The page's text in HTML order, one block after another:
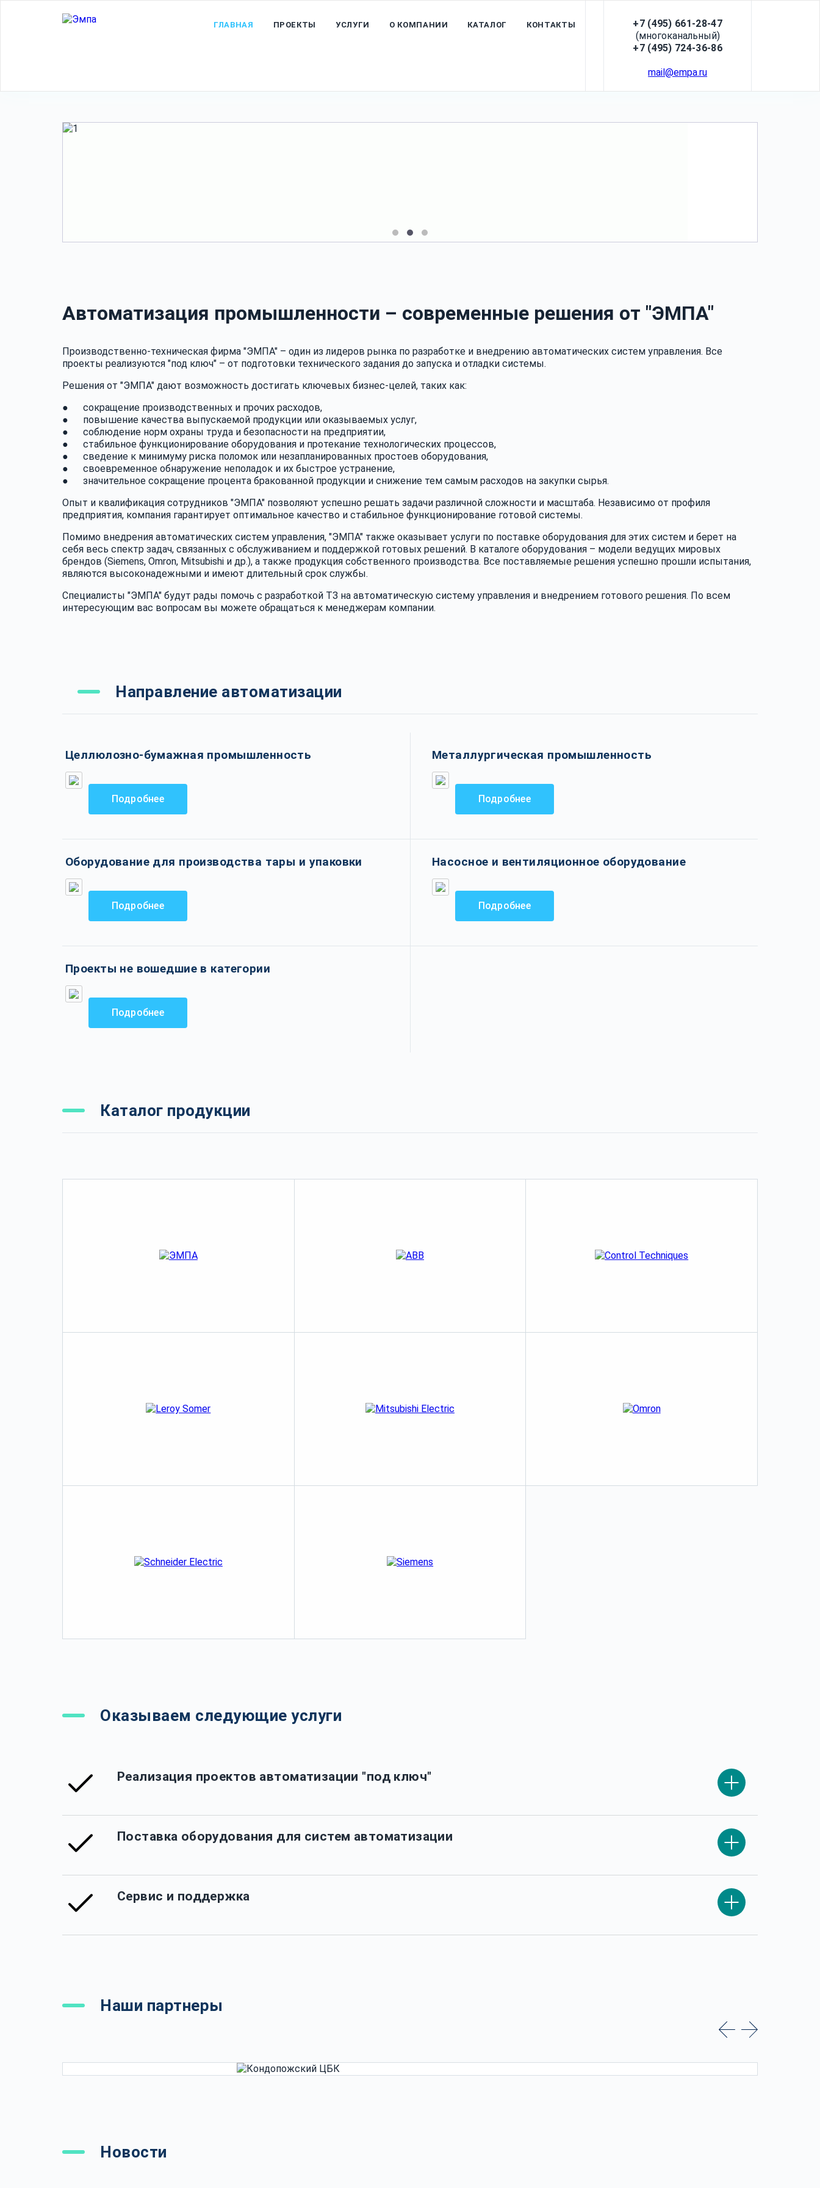
ГЛАВНАЯ ПРОЕКТЫ УСЛУГИ О КОМПАНИИ КАТАЛОГ КОНТАКТЫ
+7 (495) 661-28-47
(многоканальный)
+7 (495) 724-36-86
mail@empa.ru
Автоматизация промышленности – современные решения от "ЭМПА"
Производственно-техническая фирма "ЭМПА" – один из лидеров рынка по разработке и внедрению автоматических систем управления. Все
проекты реализуются "под ключ" – от подготовки технического задания до запуска и отладки системы.
Решения от "ЭМПА" дают возможность достигать ключевых бизнес-целей, таких как:
● сокращение производственных и прочих расходов,
● повышение качества выпускаемой продукции или оказываемых услуг,
● соблюдение норм охраны труда и безопасности на предприятии,
● стабильное функционирование оборудования и протекание технологических процессов,
● сведение к минимуму риска поломок или незапланированных простоев оборудования,
● своевременное обнаружение неполадок и их быстрое устранение,
● значительное сокращение процента бракованной продукции и снижение тем самым расходов на закупки сырья.
Опыт и квалификация сотрудников "ЭМПА" позволяют успешно решать задачи различной сложности и масштаба. Независимо от профиля
предприятия, компания гарантирует оптимальное качество и стабильное функционирование готовой системы.
Помимо внедрения автоматических систем управления, "ЭМПА" также оказывает услуги по поставке оборудования для этих систем и берет на
себя весь спектр задач, связанных с обслуживанием и поддержкой готовых решений. В каталоге оборудования – модели ведущих мировых
брендов (Siemens, Omron, Mitsubishi и др.), а также продукция собственного производства. Все поставляемые решения успешно прошли испытания,
являются высоконадежными и имеют длительный срок службы.
Специалисты "ЭМПА" будут рады помочь с разработкой ТЗ на автоматическую систему управления и внедрением готового решения. По всем
интересующим вас вопросам вы можете обращаться к менеджерам компании.
Направление автоматизации
Целлюлозно-бумажная промышленность
Подробнее
Металлургическая промышленность
Подробнее
Оборудование для производства тары и упаковки
Подробнее
Насосное и вентиляционное оборудование
Подробнее
Проекты не вошедшие в категории
Подробнее
Каталог продукции
Оказываем следующие услуги
Реализация проектов автоматизации "под ключ"
Поставка оборудования для систем автоматизации
Сервис и поддержка
Наши партнеры
Новости